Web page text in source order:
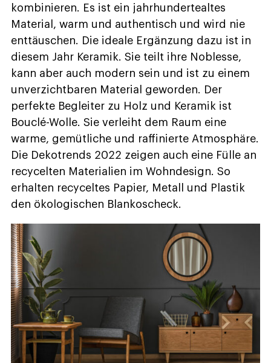
kombinieren. Es ist ein jahrhundertealtes
Material, warm und authentisch und wird nie
enttäuschen. Die ideale Ergänzung dazu ist in
diesem Jahr Keramik. Sie teilt ihre Noblesse,
kann aber auch modern sein und ist zu einem
unverzichtbaren Material geworden. Der
perfekte Begleiter zu Holz und Keramik ist
Bouclé-Wolle. Sie verleiht dem Raum eine
warme, gemütliche und raffinierte Atmosphäre.
Die Dekotrends 2022 zeigen auch eine Fülle an
recycelten Materialien im Wohndesign. So
erhalten recyceltes Papier, Metall und Plastik
den ökologischen Blankoscheck.